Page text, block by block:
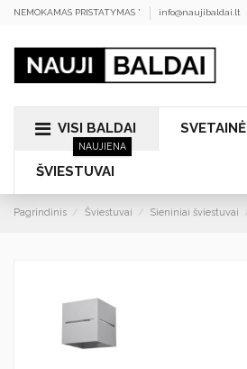
NEMOKAMAS PRISTATYMAS * info@naujibaldai.lt
VISI BALDAI SVETAINĖ
ŠVIESTUVAI
NAUJIENA
Pagrindinis Šviestuvai Sieniniai šviestuvai